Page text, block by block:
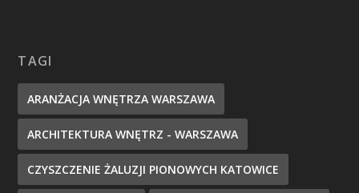
TAGI
ARANŻACJA WNĘTRZA WARSZAWA
ARCHITEKTURA WNĘTRZ - WARSZAWA
CZYSZCZENIE ŻALUZJI PIONOWYCH KATOWICE